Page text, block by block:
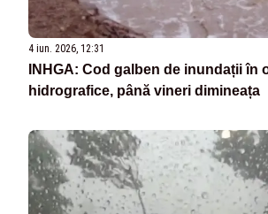
4 iun. 2026, 12:31
INHGA: Cod galben de inundații în
hidrografice, până vineri dimineața